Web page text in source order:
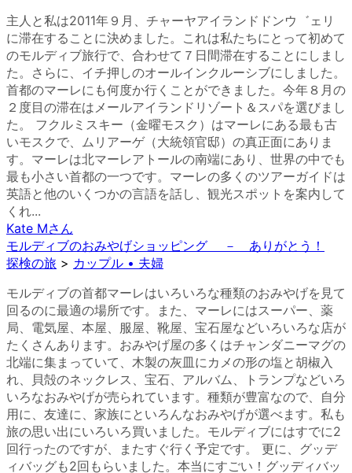
主人と私は2011年９月、チャーヤアイランドドンウ゛ェリ
に滞在することに決めました。これは私たちにとって初めて
のモルディブ旅行で、合わせて７日間滞在することにしまし
た。さらに、イチ押しのオールインクルーシブにしました。
首都のマーレにも何度か行くことができました。今年８月の
２度目の滞在はメールアイランドリゾート＆スパを選びまし
た。 フクルミスキー（金曜モスク）はマーレにある最も古
いモスクで、ムリアーゲ（大統領官邸）の真正面にありま
す。マーレは北マーレアトールの南端にあり、世界の中でも
最も小さい首都の一つです。マーレの多くのツアーガイドは
英語と他のいくつかの言語を話し、観光スポットを案内して
くれ...
Kate Mさん
モルディブのおみやげショッピング － ありがとう！
探検の旅 > カップル • 夫婦
モルディブの首都マーレはいろいろな種類のおみやげを見て
回るのに最適の場所です。また、マーレにはスーパー、薬
局、電気屋、本屋、服屋、靴屋、宝石屋などいろいろな店が
たくさんあります。おみやげ屋の多くはチャンダニーマグの
北端に集まっていて、木製の灰皿にカメの形の塩と胡椒入
れ、貝殻のネックレス、宝石、アルバム、トランプなどいろ
いろなおみやげが売られています。種類が豊富なので、自分
用に、友達に、家族にといろんなおみやげが選べます。私も
旅の思い出にいろいろ買いました。モルディブにはすでに2
回行ったのですが、またすぐ行く予定です。 更に、グッデ
ィバッグも2回もらいました。本当にすごい！グッディバッ